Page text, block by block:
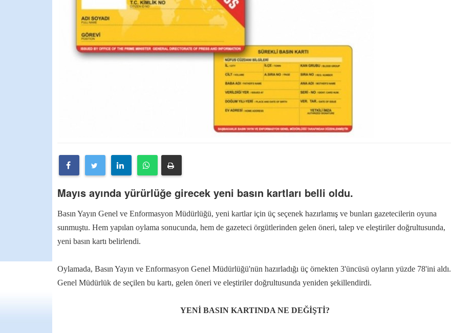
Mayıs ayında yürürlüğe girecek yeni basın kartları belli oldu.
Basın Yayın Genel ve Enformasyon Müdürlüğü, yeni kartlar için üç seçenek hazırlamış ve bunları gazetecilerin oyuna
sunmuştu. Hem yapılan oylama sonucunda, hem de gazeteci örgütlerinden gelen öneri, talep ve eleştiriler doğrultusunda,
yeni basın kartı belirlendi.
Oylamada, Basın Yayın ve Enformasyon Genel Müdürlüğü'nün hazırladığı üç örnekten 3'üncüsü oyların yüzde 78'ini aldı.
Genel Müdürlük de seçilen bu kartı, gelen öneri ve eleştiriler doğrultusunda yeniden şekillendirdi.
YENİ BASIN KARTINDA NE DEĞİŞTİ?